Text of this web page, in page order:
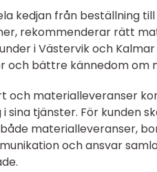
kedjan från beställning
rekommenderar rätt
i Västervik och
bättre kännedom om
och materialleveranser
tjänster. För kunden
materialleveranser,
och ansvar